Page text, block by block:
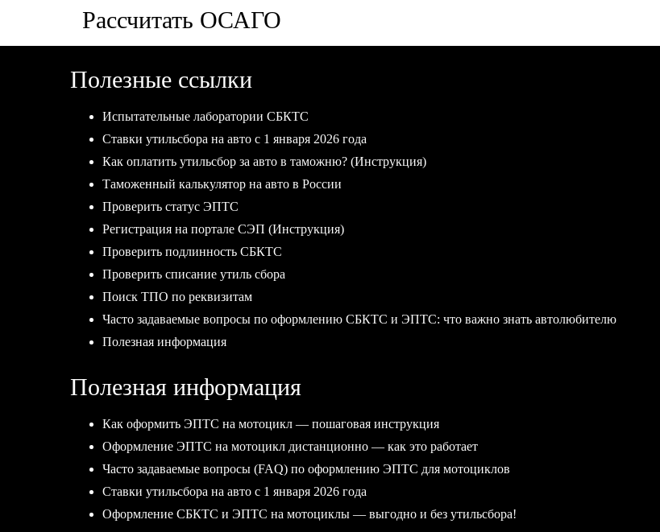
Рассчитать ОСАГО
Полезные ссылки
Испытательные лаборатории СБКТС
Ставки утильсбора на авто с 1 января 2026 года
Как оплатить утильсбор за авто в таможню? (Инструкция)
Таможенный калькулятор на авто в России
Проверить статус ЭПТС
Регистрация на портале СЭП (Инструкция)
Проверить подлинность СБКТС
Проверить списание утиль сбора
Поиск ТПО по реквизитам
Часто задаваемые вопросы по оформлению СБКТС и ЭПТС: что важно знать автолюбителю
Полезная информация
Полезная информация
Как оформить ЭПТС на мотоцикл — пошаговая инструкция
Оформление ЭПТС на мотоцикл дистанционно — как это работает
Часто задаваемые вопросы (FAQ) по оформлению ЭПТС для мотоциклов
Ставки утильсбора на авто с 1 января 2026 года
Оформление СБКТС и ЭПТС на мотоциклы — выгодно и без утильсбора!